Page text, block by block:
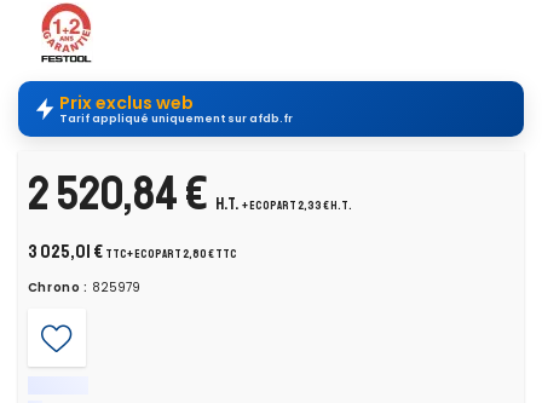
Prix exclus web
Tarif appliqué uniquement sur afdb.fr
2 520,84 € H.T. + ecopart 2,33 € H.T.
3 025,01 € TTC+ ecopart 2,80 € TTC
Chrono : 825979